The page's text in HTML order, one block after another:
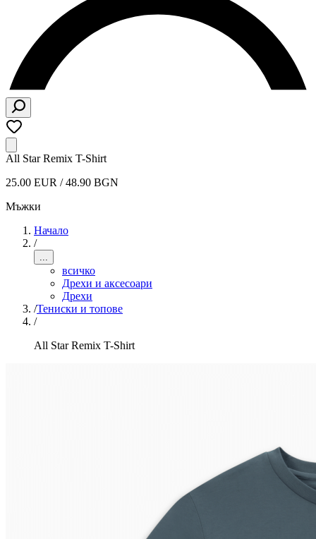
All Star Remix T-Shirt
25.00 EUR / 48.90 BGN
Мъжки
Начало
/
...
всичко
Дрехи и аксесоари
Дрехи
/Тениски и топове
/
All Star Remix T-Shirt